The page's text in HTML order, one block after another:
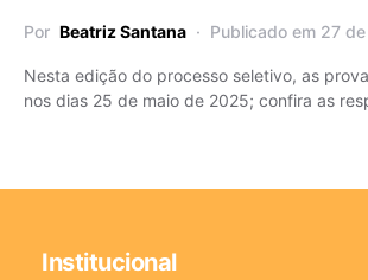
Por Beatriz Santana Publicado em 27
Nesta edição do processo seletivo, as
nos dias 25 de maio de 2025; confira as
Institucional